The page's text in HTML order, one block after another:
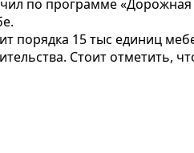
по программе «Дорожная
порядка 15 тыс единиц
Стоит отметить,